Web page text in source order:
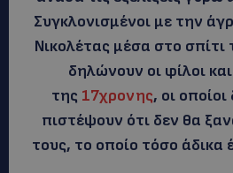
Συγκλονισμένοι με την
Νικολέτας μέσα στο σπίτι
δηλώνουν οι φίλοι
της 17χρονης, οι
πιστέψουν ότι δεν θα
τους, το οποίο τόσο